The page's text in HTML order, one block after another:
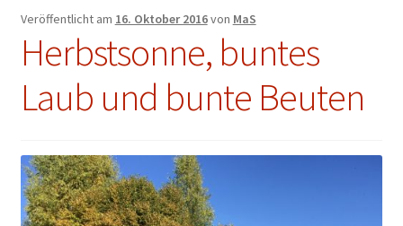
INFORMATIONEN
KONTAKT
IMPRESSUM
Veröffentlicht am 16. Oktober 2016von MaS
Herbstsonne, buntes
Laub und bunte Beuten